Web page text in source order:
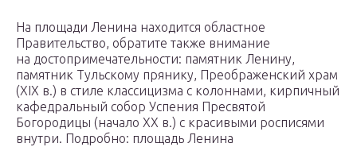
На площади Ленина находится областное
Правительство, обратите также внимание
на достопримечательности: памятник Ленину,
памятник Тульскому прянику, Преображенский храм
(XIX в.) в стиле классицизма с колоннами, кирпичный
кафедральный собор Успения Пресвятой
Богородицы (начало XX в.) с красивыми росписями
внутри. Подробно: площадь Ленина